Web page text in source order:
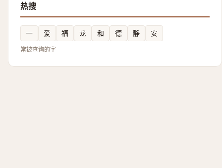
热搜
一 爱 福 龙 和 德 静 安
常被查询的字